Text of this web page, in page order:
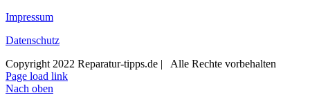
Impressum
Datenschutz
Copyright 2022 Reparatur-tipps.de | Alle Rechte vorbehalten
Page load link
Nach oben